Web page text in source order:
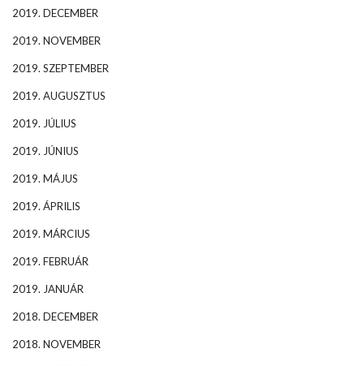
2019. DECEMBER
2019. NOVEMBER
2019. SZEPTEMBER
2019. AUGUSZTUS
2019. JÚLIUS
2019. JÚNIUS
2019. MÁJUS
2019. ÁPRILIS
2019. MÁRCIUS
2019. FEBRUÁR
2019. JANUÁR
2018. DECEMBER
2018. NOVEMBER